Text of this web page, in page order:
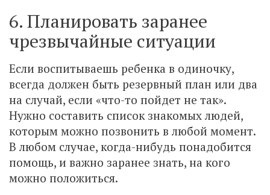
6. Планировать заранее
чрезвычайные ситуации
Если воспитываешь ребенка в одиночку,
всегда должен быть резервный план или два
на случай, если «что-то пойдет не так».
Нужно составить список знакомых людей,
которым можно позвонить в любой момент.
В любом случае, когда-нибудь понадобится
помощь, и важно заранее знать, на кого
можно положиться.